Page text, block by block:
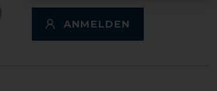
ANMELDEN